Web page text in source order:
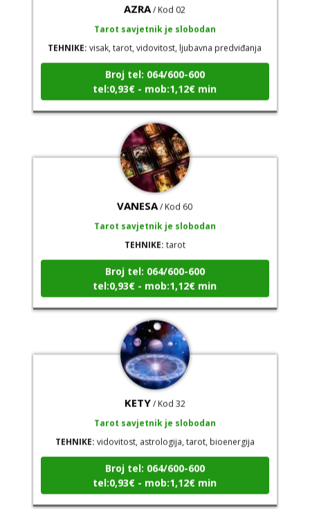
Tarot savjetnik je slobodan
visak, tarot, vidovitost, ljubavna predviđanja
Broj tel: 064/600-600
tel:0,93€ - mob:1,12€ min
VANESA/ Kod 60
Tarot savjetnik je slobodan
TEHNIKE: tarot
tel:0,93€ - mob:1,12€ min
KETY/ Kod 32
Tarot savjetnik je slobodan
vidovitost, astrologija, tarot, bioenergija
Broj tel: 064/600-600
tel:0,93€ - mob:1,12€ min